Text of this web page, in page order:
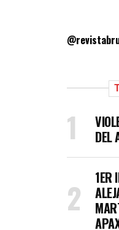
DEL
1ER